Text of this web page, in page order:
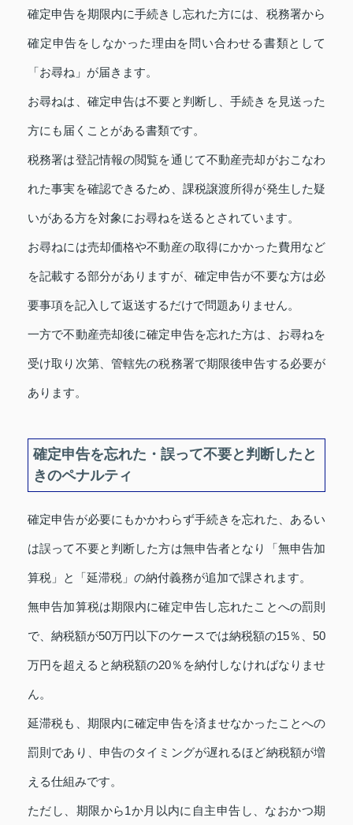
確定申告を期限内に手続きし忘れた方には、税務署から
確定申告をしなかった理由を問い合わせる書類として
「お尋ね」が届きます。
お尋ねは、確定申告は不要と判断し、手続きを見送った
方にも届くことがある書類です。
税務署は登記情報の閲覧を通じて不動産売却がおこなわ
れた事実を確認できるため、課税譲渡所得が発生した疑
いがある方を対象にお尋ねを送るとされています。
お尋ねには売却価格や不動産の取得にかかった費用など
を記載する部分がありますが、確定申告が不要な方は必
要事項を記入して返送するだけで問題ありません。
一方で不動産売却後に確定申告を忘れた方は、お尋ねを
受け取り次第、管轄先の税務署で期限後申告する必要が
あります。
確定申告を忘れた・誤って不要と判断したと
きのペナルティ
確定申告が必要にもかかわらず手続きを忘れた、あるい
は誤って不要と判断した方は無申告者となり「無申告加
算税」と「延滞税」の納付義務が追加で課されます。
無申告加算税は期限内に確定申告し忘れたことへの罰則
で、納税額が50万円以下のケースでは納税額の15％、50
万円を超えると納税額の20％を納付しなければなりませ
ん。
延滞税も、期限内に確定申告を済ませなかったことへの
罰則であり、申告のタイミングが遅れるほど納税額が増
える仕組みです。
ただし、期限から1か月以内に自主申告し、なおかつ期